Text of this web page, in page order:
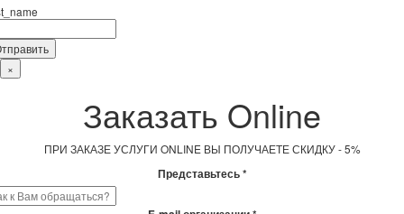
×
Заказать Online
ПРИ ЗАКАЗЕ УСЛУГИ ONLINE ВЫ ПОЛУЧАЕТЕ СКИДКУ - 5%
Представьтесь *